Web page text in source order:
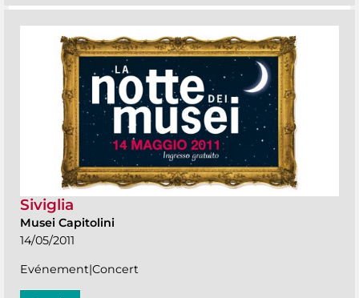
Siviglia
Musei Capitolini
14/05/2011
Evénement|Concert